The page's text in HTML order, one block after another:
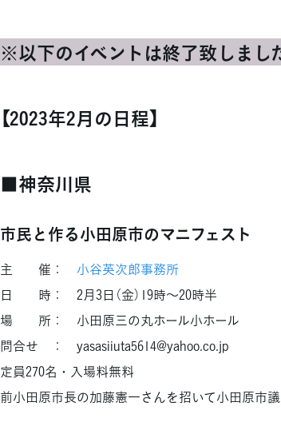
※以下のイベントは終了致しま
【2023年2月の日程】
■神奈川県
市民と作る小田原市のマニフェスト
主 催： 小谷英次郎事務所
日 時： 2月3日（金）19時〜20時半
場 所： 小田原三の丸ホール小ホール
問合せ ： yasasiiuta5614@yahoo.co.jp
定員270名・入場料無料
前小田原市長の加藤憲一さんを招いて小田原市